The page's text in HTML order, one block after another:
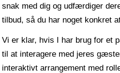
snak med dig og udfærdiger
tilbud, så du har noget konkret
Vi er klar, hvis I har brug for et
til at interagere med jeres
interaktivt arrangement med